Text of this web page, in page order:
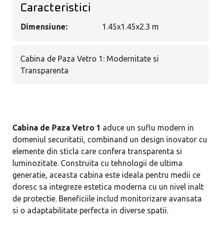
Caracteristici
Dimensiune: 1.45x1.45x2.3 m
Cabina de Paza Vetro 1: Modernitate si
Transparenta
Cabina de Paza Vetro 1 aduce un suflu modern in
domeniul securitatii, combinand un design inovator cu
elemente din sticla care confera transparenta si
luminozitate. Construita cu tehnologii de ultima
generatie, aceasta cabina este ideala pentru medii ce
doresc sa integreze estetica moderna cu un nivel inalt
de protectie. Beneficiile includ monitorizare avansata
si o adaptabilitate perfecta in diverse spatii.